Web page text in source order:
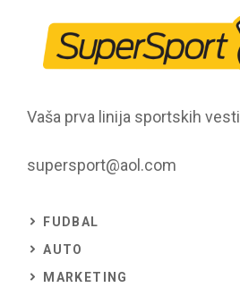
Vaša prva linija sportskih
supersport@aol.com
FUDBAL
AUTO
MARKETING